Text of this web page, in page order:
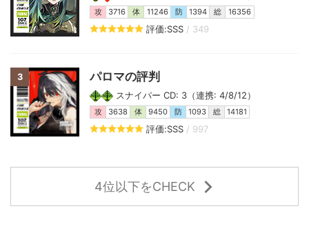
攻 3716 体 11246 防 1394 総 16356
評価:SSS / 349
3 パロマの評判
スナイパー CD: 3（連携: 4/8/12）
攻 3638 体 9450 防 1093 総 14181
評価:SSS / 997
4位以下をCHECK